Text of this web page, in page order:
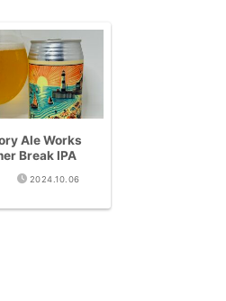
Ale Works
Break IPA
2024.10.06